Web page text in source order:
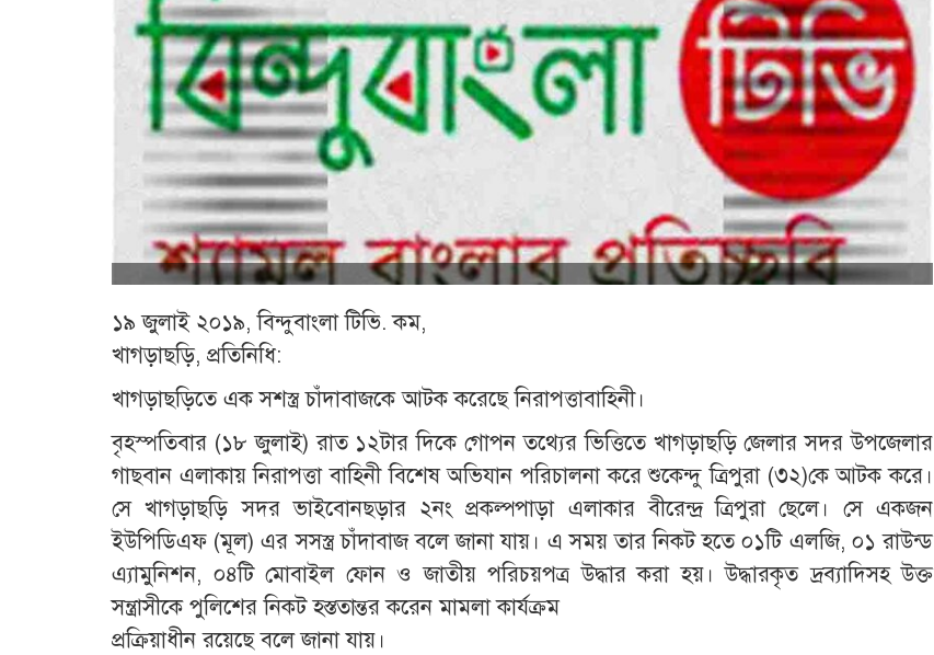
১৯ জুলাই ২০১৯, বিন্দুবাংলা টিভি. কম,
খাগড়াছড়ি, প্রতিনিধি:
খাগড়াছড়িতে এক সশস্ত্র চাঁদাবাজকে আটক করেছে নিরাপত্তাবাহিনী।
বৃহস্পতিবার (১৮ জুলাই) রাত ১২টার দিকে গোপন তথ্যের ভিত্তিতে খাগড়াছড়ি জেলার সদর উপজেলার
গাছবান এলাকায় নিরাপত্তা বাহিনী বিশেষ অভিযান পরিচালনা করে শুকেন্দু ত্রিপুরা (৩২)কে আটক করে।
সে খাগড়াছড়ি সদর ভাইবোনছড়ার ২নং প্রকল্পপাড়া এলাকার বীরেন্দ্র ত্রিপুরা ছেলে। সে একজন
ইউপিডিএফ (মূল) এর সসস্ত্র চাঁদাবাজ বলে জানা যায়। এ সময় তার নিকট হতে ০১টি এলজি, ০১ রাউন্ড
এ্যামুনিশন, ০৪টি মোবাইল ফোন ও জাতীয় পরিচয়পত্র উদ্ধার করা হয়। উদ্ধারকৃত দ্রব্যাদিসহ উক্ত
সন্ত্রাসীকে পুলিশের নিকট হস্ততান্তর করেন মামলা কার্যক্রম
প্রক্রিয়াধীন রয়েছে বলে জানা যায়।